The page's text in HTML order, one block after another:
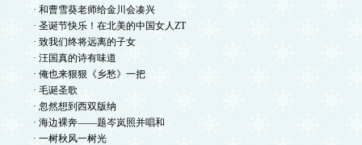
· 和曹雪葵老师给金川会凑兴
· 圣诞节快乐！在北美的中国女人ZT
· 致我们终将远离的子女
· 汪国真的诗有味道
· 俺也来狠狠《乡愁》一把
· 毛诞圣歌
· 忽然想到西双版纳
· 海边裸奔——题岑岚照并唱和
· 一树秋风一树光